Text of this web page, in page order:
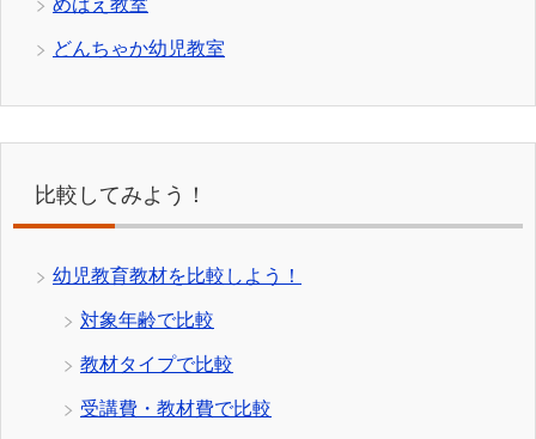
めばえ教室
どんちゃか幼児教室
比較してみよう！
幼児教育教材を比較しよう！
対象年齢で比較
教材タイプで比較
受講費・教材費で比較